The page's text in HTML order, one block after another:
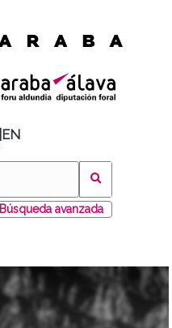
EN
Búsqueda avanzada